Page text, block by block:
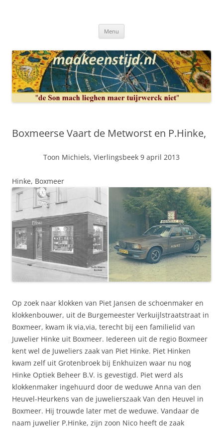
uurwerkmaker, te bewerkstellen.
Menu
Boxmeerse Vaart de Metworst en P.Hinke,
Toon Michiels, Vierlingsbeek 9 april 2013
Hinke, Boxmeer
Op zoek naar klokken van Piet Jansen de schoenmaker en
klokkenbouwer, uit de Burgemeester Verkuijlstraatstraat in
Boxmeer, kwam ik via,via, terecht bij een familielid van
Juwelier Hinke uit Boxmeer. Iedereen uit de regio Boxmeer
kent wel de Juweliers zaak van Piet Hinke. Piet Hinken
kwam zelf uit Grotenbroek bij Enkhuizen waar nu nog
Hinke Optiek Beheer B.V. is gevestigd. Piet werd als
klokkenmaker ingehuurd door de weduwe Anna van den
Heuvel-Heurkens van de juwelierszaak Van den Heuvel in
Boxmeer. Hij trouwde later met de weduwe. Vandaar de
naam juwelier P.Hinke, zijn zoon Nico heeft de zaak